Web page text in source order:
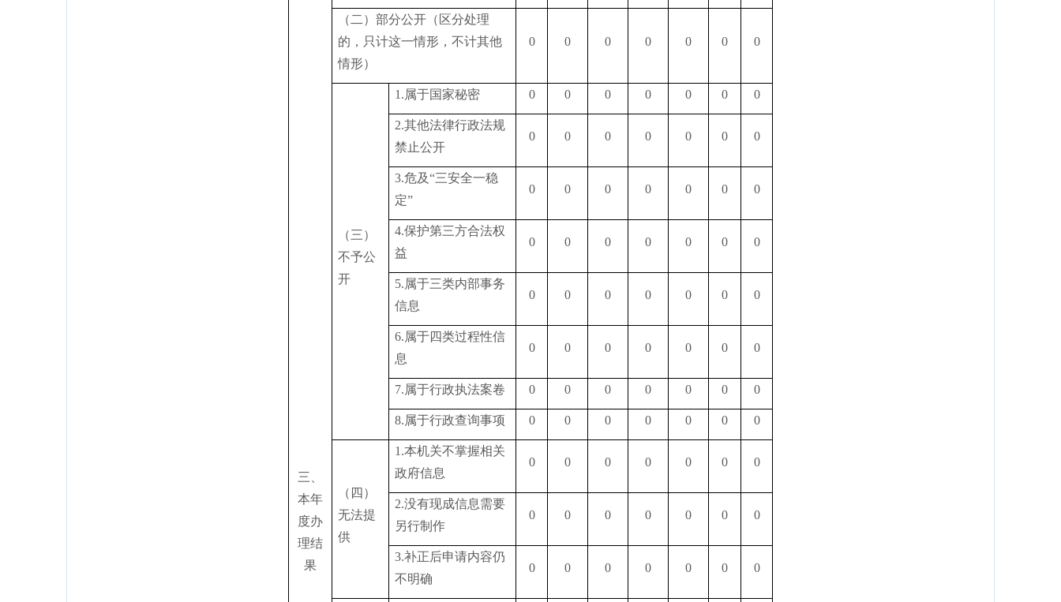
三、
本年
度办
理结
果
（二）部分公开（区分处理
的，只计这一情形，不计其他
情形）
0 0 0 0 0 0 0
（三）
不予公
开
1.属于国家秘密 0 0 0 0 0 0 0
2.其他法律行政法规
禁止公开
0 0 0 0 0 0 0
3.危及“三安全一稳
定”
0 0 0 0 0 0 0
4.保护第三方合法权
益
0 0 0 0 0 0 0
5.属于三类内部事务
信息
0 0 0 0 0 0 0
6.属于四类过程性信
息
0 0 0 0 0 0 0
7.属于行政执法案卷 0 0 0 0 0 0 0
8.属于行政查询事项 0 0 0 0 0 0 0
（四）
无法提
供
1.本机关不掌握相关
政府信息
0 0 0 0 0 0 0
2.没有现成信息需要
另行制作
0 0 0 0 0 0 0
3.补正后申请内容仍
不明确
0 0 0 0 0 0 0